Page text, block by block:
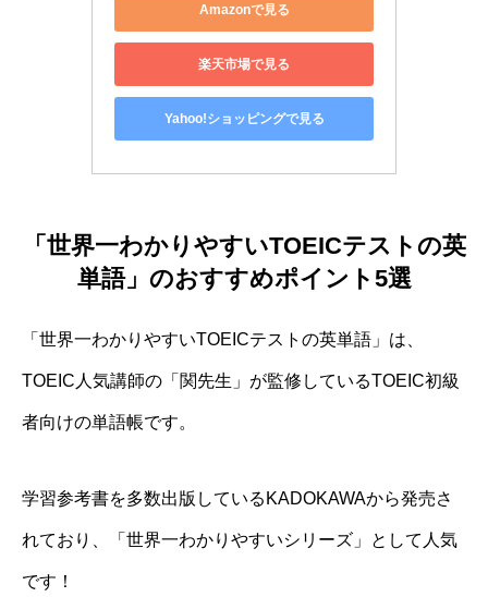
Amazonで見る
楽天市場で見る
Yahoo!ショッピングで見る
「世界一わかりやすいTOEICテストの英
単語」のおすすめポイント5選
「世界一わかりやすいTOEICテストの英単語」 は、
TOEIC人気講師の 「関先生」 が監修しているTOEIC初級
者向けの単語帳です。
学習参考書を多数出版しているKADOKAWAから発売さ
れており、 「世界一わかりやすいシリーズ」 として人気
です！